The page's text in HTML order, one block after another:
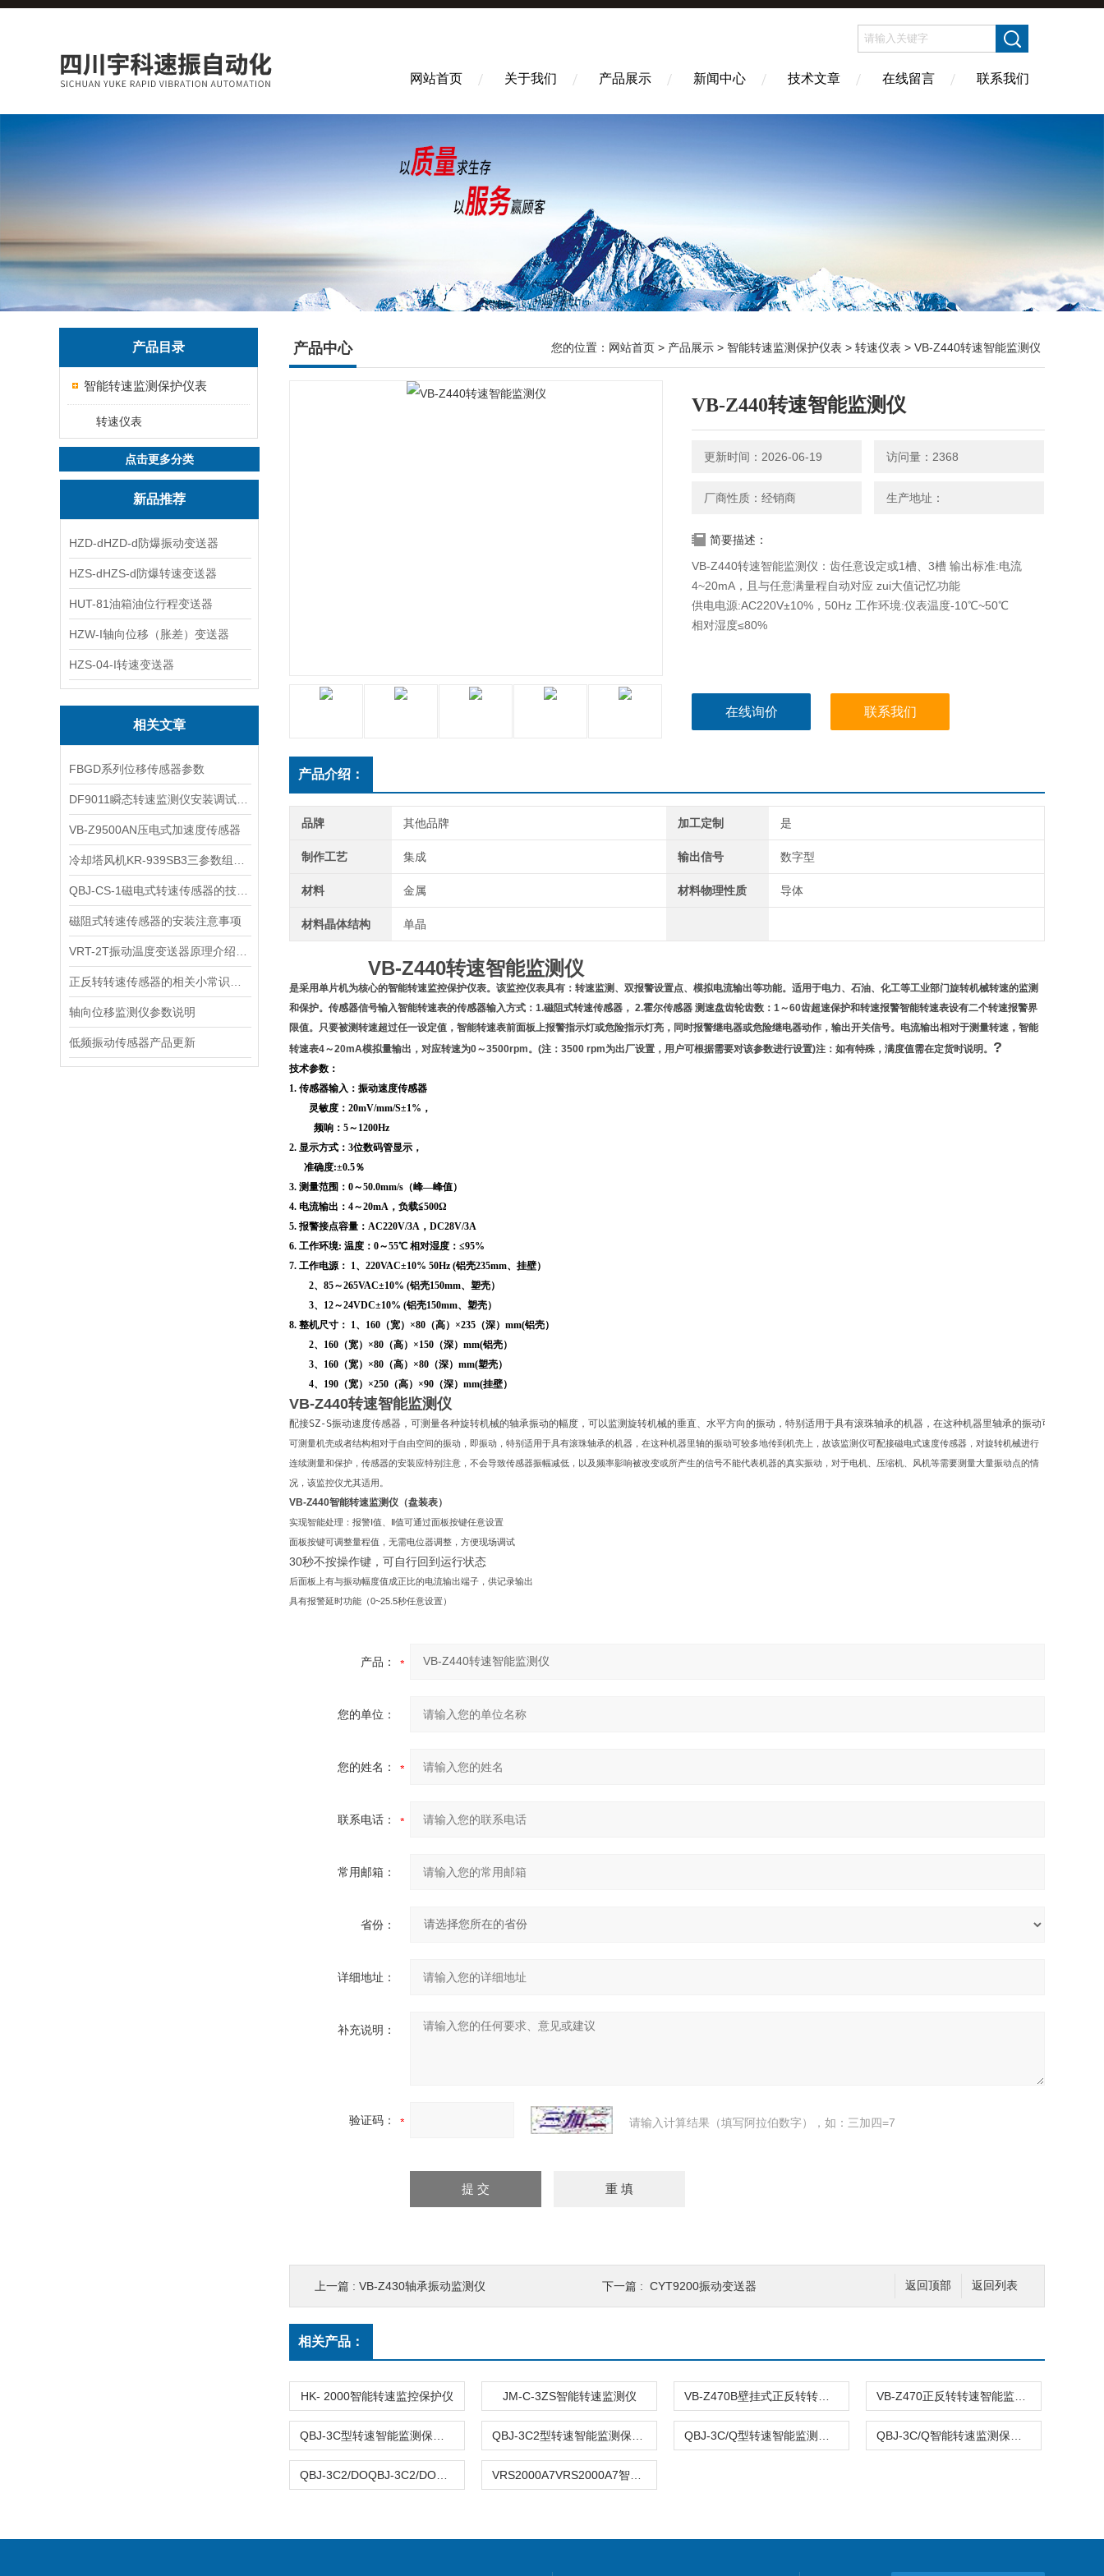
网站首页 关于我们 产品展示 新闻中心 技术文章 在线留言 联系我们
产品目录
智能转速监测保护仪表
转速仪表
点击更多分类
新品推荐
HZD-dHZD-d防爆振动变送器
HZS-dHZS-d防爆转速变送器
HUT-81油箱油位行程变送器
HZW-I轴向位移（胀差）变送器
HZS-04-I转速变送器
相关文章
FBGD系列位移传感器参数
VB-Z9500AN压电式加速度传感器
磁阻式转速传感器的安装注意事项
轴向位移监测仪参数说明
低频振动传感器产品更新
产品中心 您的位置： 网站首页 > 产品展示 > 智能转速监测保护仪表 > 转速仪表 > VB-Z440转速智能监测仪
VB-Z440转速智能监测仪
更新时间：2026-06-19 访问量：2368
厂商性质：经销商 生产地址：
简要描述：
VB-Z440转速智能监测仪：齿任意设定或1槽、3槽 输出标准:电流
4~20mA，且与任意满量程自动对应 zui大值记忆功能
供电电源:AC220V±10%，50Hz 工作环境:仪表温度-10℃~50℃
相对湿度≤80%
在线询价 联系我们
产品介绍：
品牌 其他品牌 加工定制 是
制作工艺 集成 输出信号 数字型
材料 金属 材料物理性质 导体
材料晶体结构 单晶
VB-Z440转速智能监测仪
是采用单片机为核心的智能转速监控保护仪表。该监控仪表具有：转速监测、双报警设置点、模拟电流输出等功能。适用于电力、石油、化工等工业部门旋转机械转速的监测
和保护。传感器信号输入智能转速表的传感器输入方式：1.磁阻式转速传感器， 2.霍尔传感器 测速盘齿轮齿数：1～60齿超速保护和转速报警智能转速表设有二个转速报警界
限值。只要被测转速超过任一设定值，智能转速表前面板上报警指示灯或危险指示灯亮，同时报警继电器或危险继电器动作，输出开关信号。电流输出相对于测量转速，智能
转速表4～20mA模拟量输出，对应转速为0～3500rpm。(注：3500 rpm为出厂设置，用户可根据需要对该参数进行设置)注：如有特殊，满度值需在定货时说明。 ?
技术参数：
1. 传感器输入：振动速度传感器
灵敏度：20mV/mm/S±1% ，
频响： 5～ 1200Hz
2. 显示方式： 3位数码管显示，
准确度:±0.5％
3. 测量范围： 0～50.0mm/s （峰—峰值）
4. 电流输出： 4～20mA ，负载≦500Ω
5. 报警接点容量： AC220V/3A ， DC28V/3A
6. 工作环境: 温度： 0～55℃ 相对湿度：≤95%
7. 工作电源： 1、 220VAC±10% 50Hz (铝壳235mm、挂壁）
2、 85～265VAC±10% (铝壳150mm、塑壳）
3、 12～24VDC±10% (铝壳150mm、塑壳）
8. 整机尺寸： 1、 160 （宽）×80 （高）×235 （深） mm(铝壳）
2、 160 （宽）×80 （高）×150 （深） mm(铝壳）
3、 160 （宽）×80 （高）×80 （深） mm(塑壳）
4、 190 （宽）×250 （高）×90 （深） mm(挂壁）
VB-Z440转速智能监测仪
配接SZ-S振动速度传感器，可测量各种旋转机械的轴承振动的幅度，可以监测旋转机械的垂直、水平方向的振动，特别适用于具有滚珠轴承的机器，在这种机器里轴承的振动可较多
可测量机壳或者结构相对于自由空间的振动，即振动，特别适用于具有滚珠轴承的机器，在这种机器里轴的振动可较多地传到机壳上，故该监测仪可配接磁电式速度传感器，对旋转机械进行
连续测量和保护，传感器的安装应特别注意，不会导致传感器振幅减低，以及频率影响被改变或所产生的信号不能代表机器的真实振动，对于电机、压缩机、风机等需要测量大量振动点的情
况，该监控仪尤其适用。
VB-Z440智能转速监测仪（盘装表）
实现智能处理：报警Ⅰ值、Ⅱ值可通过面板按键任意设置
面板按键可调整量程值，无需电位器调整，方便现场调试
30秒不按操作键，可自行回到运行状态
后面板上有与振动幅度值成正比的电流输出端子，供记录输出
具有报警延时功能（0~25.5秒任意设置）
产品：
您的单位：
您的姓名：
联系电话：
常用邮箱：
省份：
详细地址：
补充说明：
验证码： 请输入计算结果（填写阿拉伯数字），如：三加四=7
返回列表
返回顶部
上一篇 : VB-Z430轴承振动监测仪 下一篇 : CYT9200振动变送器
相关产品：
HK- 2000智能转速监控保护仪 JM-C-3ZS智能转速监测仪